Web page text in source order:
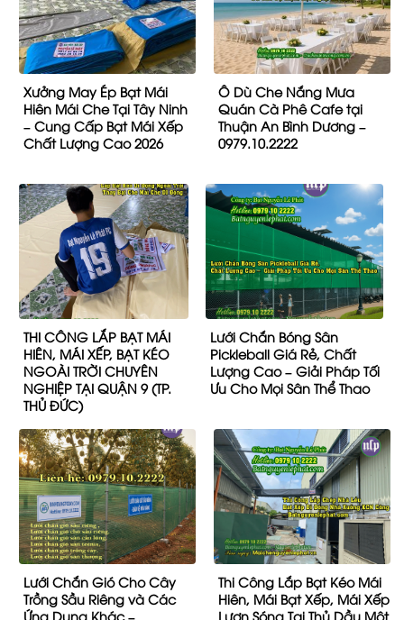
Xưởng May Ép Bạt Mái
Hiên Mái Che Tại Tây Ninh
– Cung Cấp Bạt Mái Xếp
Chất Lượng Cao 2026
Ô Dù Che Nắng Mưa
Quán Cà Phê Cafe tại
Thuận An Bình Dương –
0979.10.2222
THI CÔNG LẮP BẠT MÁI
HIÊN, MÁI XẾP, BẠT KÉO
NGOÀI TRỜI CHUYÊN
NGHIỆP TẠI QUẬN 9 (TP.
THỦ ĐỨC)
Lưới Chắn Bóng Sân
Pickleball Giá Rẻ, Chất
Lượng Cao – Giải Pháp Tối
Ưu Cho Mọi Sân Thể Thao
Lưới Chắn Gió Cho Cây
Trồng Sầu Riêng và Các
Ứng Dụng Khác –
Thi Công Lắp Bạt Kéo Mái
Hiên, Mái Bạt Xếp, Mái Xếp
Lượn Sóng Tại Thủ Dầu Một